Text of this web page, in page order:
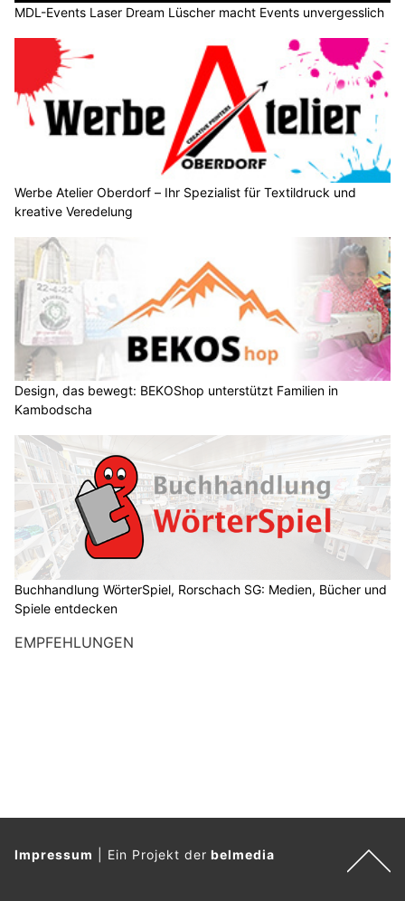
MDL-Events Laser Dream Lüscher macht Events unvergesslich
Werbe Atelier Oberdorf – Ihr Spezialist für Textildruck und
kreative Veredelung
Design, das bewegt: BEKOShop unterstützt Familien in
Kambodscha
Buchhandlung WörterSpiel, Rorschach SG: Medien, Bücher und
Spiele entdecken
EMPFEHLUNGEN
Impressum Ein Projekt derbelmedia